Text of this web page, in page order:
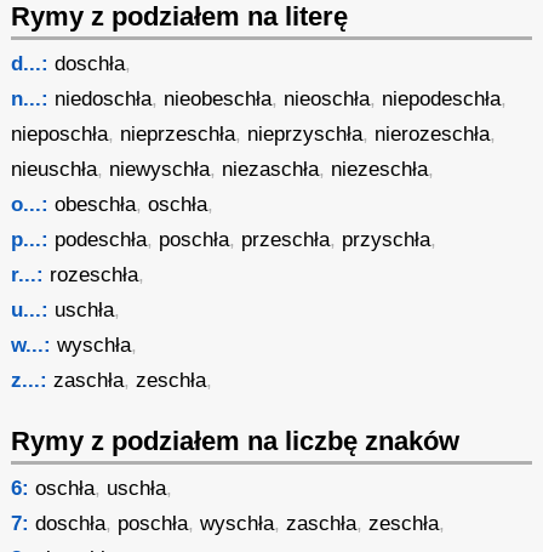
Rymy z podziałem na literę
d...: doschła,
n...: niedoschła, nieobeschła, nieoschła, niepodeschła,
nieposchła, nieprzeschła, nieprzyschła, nierozeschła,
nieuschła, niewyschła, niezaschła, niezeschła,
o...: obeschła,oschła,
p...: podeschła, poschła, przeschła, przyschła,
r...: rozeschła,
u...: uschła,
w...: wyschła,
z...: zaschła,zeschła,
Rymy z podziałem na liczbę znaków
6: oschła, uschła,
7: doschła, poschła,wyschła,zaschła,zeschła,